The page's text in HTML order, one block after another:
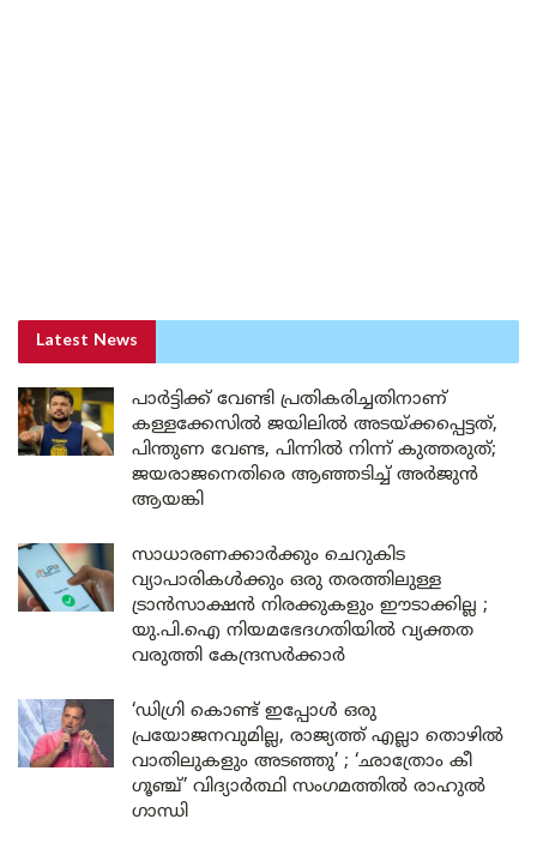
Latest News
പാർട്ടിക്ക് വേണ്ടി പ്രതികരിച്ചതിനാണ്
കള്ളക്കേസിൽ ജയിലിൽ അടയ്ക്കപ്പെട്ടത്,
പിന്തുണ വേണ്ട, പിന്നിൽ നിന്ന് കുത്തരുത്;
ജയരാജനെതിരെ ആഞ്ഞടിച്ച് അർജുൻ
ആയങ്കി
സാധാരണക്കാർക്കും ചെറുകിട
വ്യാപാരികൾക്കും ഒരു തരത്തിലുള്ള
ട്രാൻസാക്ഷൻ നിരക്കുകളും ഈടാക്കില്ല ;
യു.പി.ഐ നിയമഭേദഗതിയിൽ വ്യക്തത
വരുത്തി കേന്ദ്രസർക്കാർ
‘ഡിഗ്രി കൊണ്ട് ഇപ്പോൾ ഒരു
പ്രയോജനവുമില്ല, രാജ്യത്ത് എല്ലാ തൊഴിൽ
വാതിലുകളും അടഞ്ഞു’ ; ‘ഛാത്രോം കീ
ഗൂഞ്ച്’ വിദ്യാർത്ഥി സംഗമത്തിൽ രാഹുൽ
ഗാന്ധി